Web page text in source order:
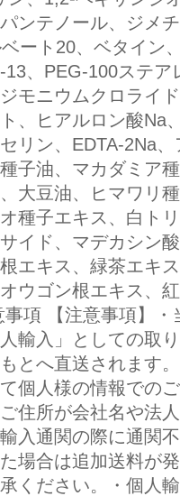
ンテノール、ジメ
ート20、ベタイン
13、PEG-100ステ
モニウムクロライ
、ヒアルロン酸Na
リン、EDTA-2Na
子油、マカダミア
大豆油、ヒマワリ
種子エキス、白ト
イド、マデカシン
エキス、緑茶エキ
ウゴン根エキス、
事項 【注意事項】
輸入」としての取
とへ直送されます
個人様の情報での
住所が会社名や法
入通関の際に通関
場合は追加送料が
ください。・個人